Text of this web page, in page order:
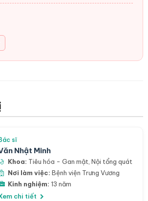
sĩ
Nhật Minh
Khoa: Tiêu hóa - Gan mật, Nội tổng quát
Nơi làm việc: Bệnh viện Trưng Vương
Kinh nghiệm: 13 năm
chi tiết